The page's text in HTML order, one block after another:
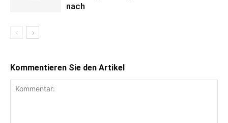
nach
Kommentieren Sie den Artikel